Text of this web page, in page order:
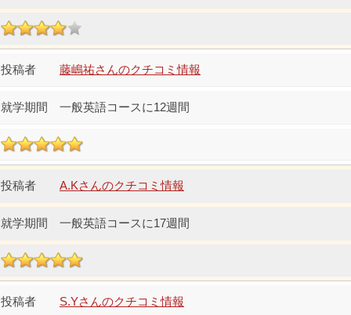
藤嶋祐さんのクチコミ情報
一般英語コースに12週間
A.Kさんのクチコミ情報
一般英語コースに17週間
S.Yさんのクチコミ情報